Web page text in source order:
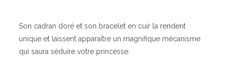
Son cadran doré et son bracelet en cuir la rendent
unique et laissent apparaître un magnifique mécanisme
qui saura séduire votre princesse.